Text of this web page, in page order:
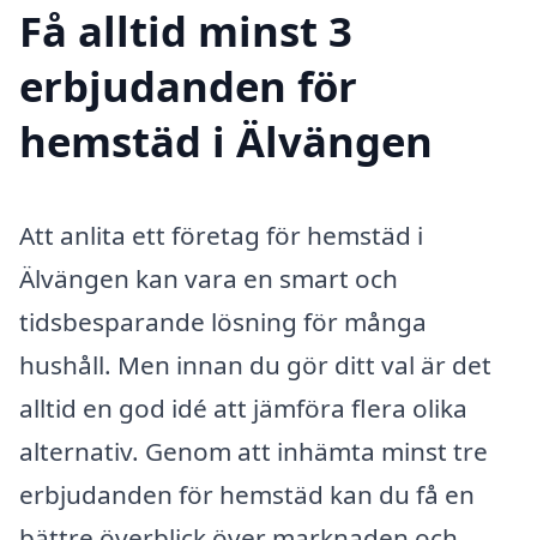
Få alltid minst 3
erbjudanden för
hemstäd i Älvängen
Att anlita ett företag för hemstäd i
Älvängen kan vara en smart och
tidsbesparande lösning för många
hushåll. Men innan du gör ditt val är det
alltid en god idé att jämföra flera olika
alternativ. Genom att in­hämta minst tre
erbjudanden för hemstäd kan du få en